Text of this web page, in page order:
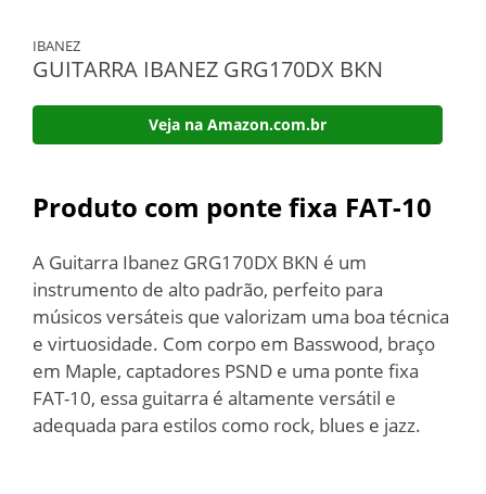
IBANEZ
GUITARRA IBANEZ GRG170DX BKN
Veja na Amazon.com.br
Produto com ponte fixa FAT-10
A Guitarra Ibanez GRG170DX BKN é um
instrumento de alto padrão, perfeito para
músicos versáteis que valorizam uma boa técnica
e virtuosidade. Com corpo em Basswood, braço
em Maple, captadores PSND e uma ponte fixa
FAT-10, essa guitarra é altamente versátil e
adequada para estilos como rock, blues e jazz.